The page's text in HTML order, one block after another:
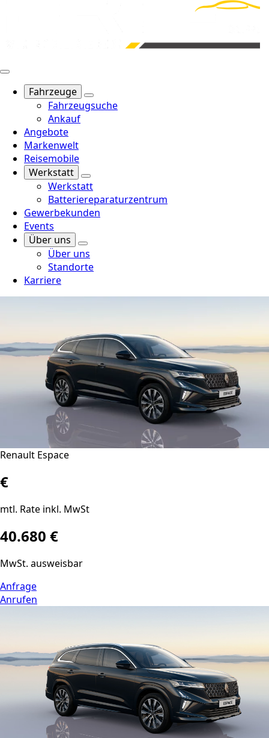
Fahrzeuge
Fahrzeugsuche
Ankauf
Angebote
Markenwelt
Reisemobile
Werkstatt
Werkstatt
Batteriereparaturzentrum
Gewerbekunden
Events
Über uns
Über uns
Standorte
Karriere
Renault Espace
€
mtl. Rate inkl. MwSt
40.680 €
MwSt. ausweisbar
Anfrage
Anrufen